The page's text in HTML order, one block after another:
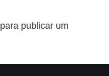
para publicar um